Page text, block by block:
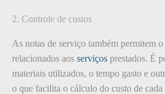
2. Controle de custos
As notas de serviço também permitem
relacionados aos serviços prestados. É
materiais utilizados, o tempo gasto e
o que facilita o cálculo do custo de